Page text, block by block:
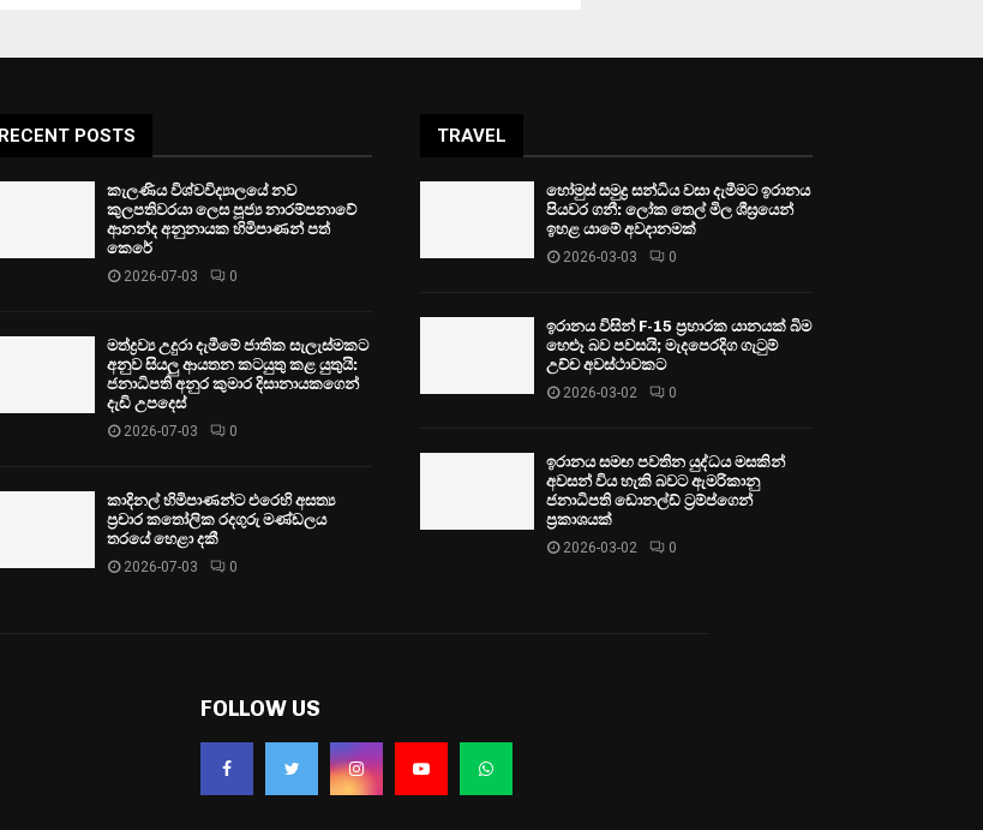
RECENT POSTS
කැලණිය විශ්වවිද්‍යාලයේ නව
කුලපතිවරයා ලෙස පූජ්‍ය නාරම්පනාවේ
ආනන්ද අනුනායක හිමිපාණන් පත්
කෙරේ
2026-07-03 0
මත්ද්‍රව්‍ය උදුරා දැමීමේ ජාතික සැලැස්මකට
අනුව සියලු ආයතන කටයුතු කළ යුතුයි:
ජනාධිපති අනුර කුමාර දිසානායකගෙන්
දැඩි උපදෙස්
2026-07-03 0
කාදිනල් හිමිපාණන්ට එරෙහි අසත්‍ය
ප්‍රචාර කතෝලික රදගුරු මණ්ඩලය
තරයේ හෙළා දකී
2026-07-03 0
TRAVEL
හෝමුස් සමුද්‍ර සන්ධිය වසා දැමීමට ඉරානය
පියවර ගනී: ලෝක තෙල් මිල ශීඝ්‍රයෙන්
ඉහළ යාමේ අවදානමක්
2026-03-03 0
ඉරානය විසින් F-15 ප්‍රහාරක යානයක් බිම
හෙළූ බව පවසයි; මැදපෙරදිග ගැටුම්
උච්ච අවස්ථාවකට
2026-03-02 0
ඉරානය සමඟ පවතින යුද්ධය මසකින්
අවසන් විය හැකි බවට ඇමරිකානු
ජනාධිපති ඩොනල්ඩ් ට්‍රම්ප්ගෙන්
ප්‍රකාශයක්
2026-03-02 0
FOLLOW US